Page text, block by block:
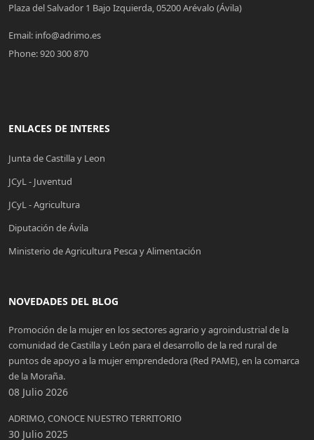
Plaza del Salvador 1 Bajo Izquierda, 05200 Arévalo (Ávila)
Email: info@adrimo.es
Phone:920 300 870
ENLACES DE INTERES
Junta de Castilla y Leon
JCyL - Juventud
JCyL - Agricultura
Diputación de Ávila
Ministerio de Agricultura Pesca y Alimentación
NOVEDADES DEL BLOG
Promoción de la mujer en los sectores agrario y agroindustrial de la
comunidad de Castilla y León para el desarrollo de la red rural de
puntos de apoyo a la mujer emprendedora (Red PAME), en la comarca
de la Moraña.
08 Julio 2026
ADRIMO, CONOCE NUESTRO TERRITORIO
30 Julio 2025